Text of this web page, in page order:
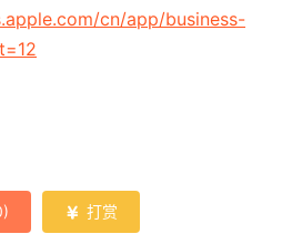
cn/app/business-
)  打赏